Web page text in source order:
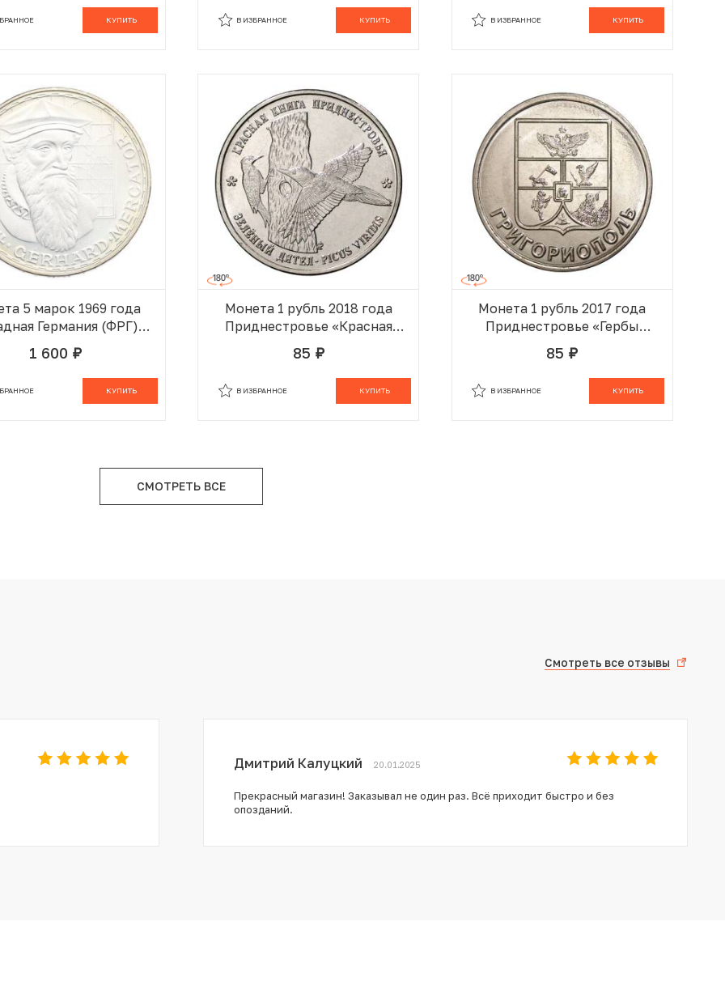
КУПИТЬ КУПИТЬ
В ИЗБРАННОЕ КУПИТЬ
В ИЗБРАННОЕ
5 марок 1969 года
Германия (ФРГ)
лет со дня смерти
Меркатора»
1 600 руб.
КУПИТЬ
Монета 1 рубль 2018 года
Приднестровье «Красная
книга Приднестровья —
Зеленый дятел»
85 руб.
КУПИТЬ
В ИЗБРАННОЕ
Монета 1 рубль 2017 года
Приднестровье «Гербы
городов Приднестровья —
Григориополь»
85 руб.
КУПИТЬ
В ИЗБРАННОЕ
СМОТРЕТЬ ВСЕ
Смотреть все отзывы
Дмитрий Калуцкий 20.01.2025
Прекрасный магазин! Заказывал не один раз. Всё приходит быстро и без
опозданий.